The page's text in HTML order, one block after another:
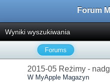
Forum
Wyniki wyszukiwania
Forums
2015-05 Reżimy -
W MyApple Magazyn